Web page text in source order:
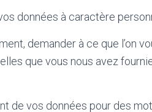
données à caractère
demander à ce que l’on
que vous nous avez
de vos données pour des